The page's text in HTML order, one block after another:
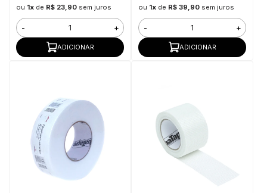
ou 1xde R$ 23,90 sem juros
- +
ADICIONAR
ou 1xde R$ 39,90 sem juros
- +
ADICIONAR